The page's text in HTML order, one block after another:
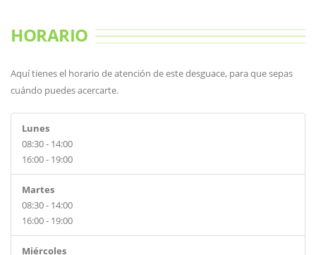
HORARIO
Aquí tienes el horario de atención de este desguace, para que sepas
cuándo puedes acercarte.
Lunes
08:30 - 14:00
16:00 - 19:00
Martes
08:30 - 14:00
16:00 - 19:00
Miércoles